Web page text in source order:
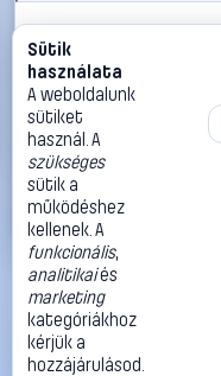
Univerzális zsugorcső,
előtt/után): 38.0 mm/
1fekete
HellermannTyton
8 190 Ft
Kosárba
«
Méret:
©2026
ÁSZF
Sütik
használata
A weboldalunk
sütiket
használ. A
szükséges
sütik a
működéshez
kellenek. A
funkcionális,
analitikaiés
marketing
kategóriákhoz
kérjük a
hozzájárulásod.